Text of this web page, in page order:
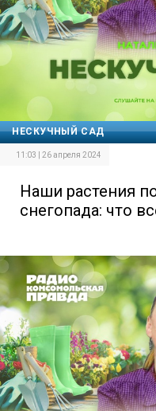
НЕСКУЧНЫЙ САД
11:03 | 26 апреля 2024
Наши растения
снегопада: что